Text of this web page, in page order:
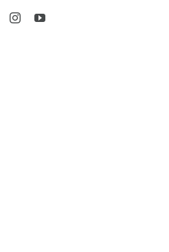
FacebookInstagramYouTube